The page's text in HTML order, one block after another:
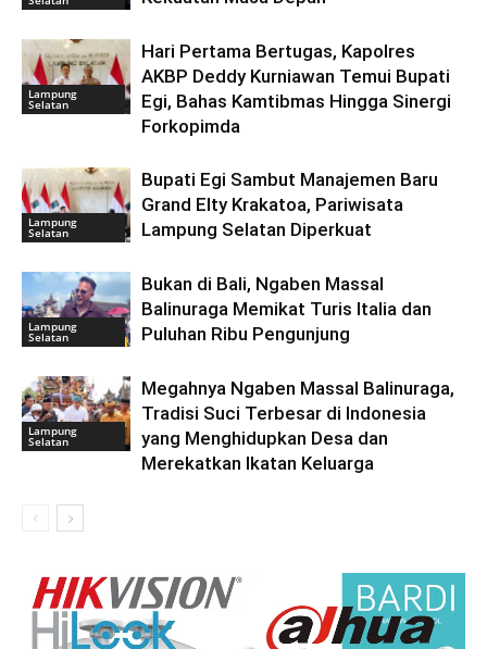
Lampung
Selatan
Hari Pertama Bertugas, Kapolres
AKBP Deddy Kurniawan Temui Bupati
Egi, Bahas Kamtibmas Hingga Sinergi
Forkopimda
Lampung
Selatan
Bupati Egi Sambut Manajemen Baru
Grand Elty Krakatoa, Pariwisata
Lampung Selatan Diperkuat
Lampung
Selatan
Bukan di Bali, Ngaben Massal
Balinuraga Memikat Turis Italia dan
Puluhan Ribu Pengunjung
Lampung
Selatan
Megahnya Ngaben Massal Balinuraga,
Tradisi Suci Terbesar di Indonesia
yang Menghidupkan Desa dan
Merekatkan Ikatan Keluarga